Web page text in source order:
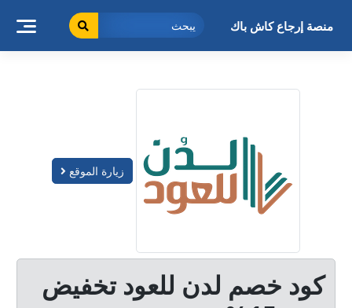
منصة إرجاع كاش باك
زيارة الموقع
كود خصم لدن للعود تخفيض